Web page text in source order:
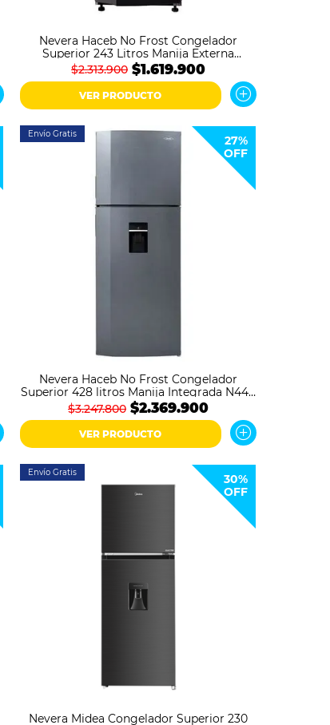
Nevera Haceb No Frost Congelador
Superior 243 Litros Manija Externa
Inverter N243 Negro Cósmico
$2.313.900 $1.619.900
VER PRODUCTO
Envío Gratis
27%
OFF
Nevera Haceb No Frost Congelador
Superior 428 litros Manija Integrada N448
Titanio
$3.247.800 $2.369.900
VER PRODUCTO
Envío Gratis
30%
OFF
Nevera Midea Congelador Superior 230